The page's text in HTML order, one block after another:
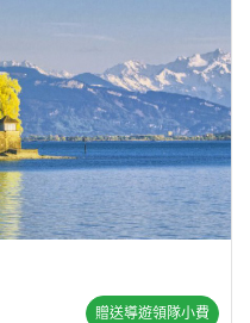
贈送導遊領隊小費